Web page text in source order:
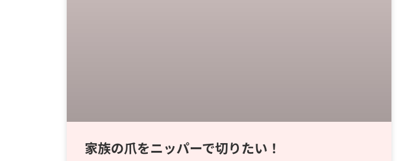
家族の爪をニッパーで切りたい！